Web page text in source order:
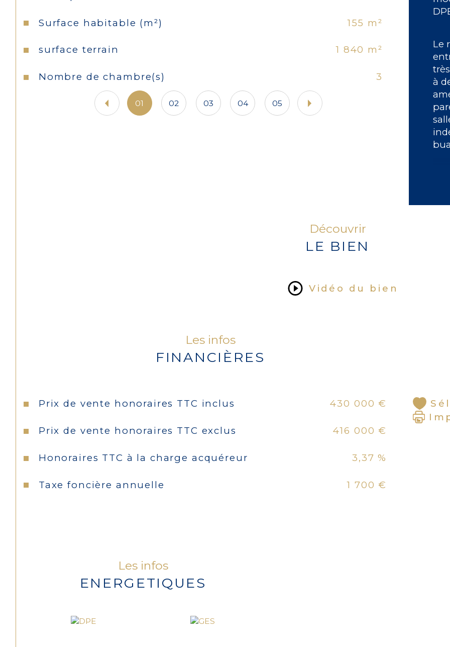
Surface habitable (m²) 155 m²
surface terrain 1 840 m²
Nombre de chambre(s) 3
01 02 03 04 05
Le
à
à
Découvrir
LE BIEN
Vidéo du bien
Les infos
FINANCIÈRES
Prix de vente honoraires TTC inclus 430 000 €
Prix de vente honoraires TTC exclus 416 000 €
Honoraires TTC à la charge acquéreur 3,37 %
Taxe foncière annuelle 1 700 €
Les infos
ENERGETIQUES